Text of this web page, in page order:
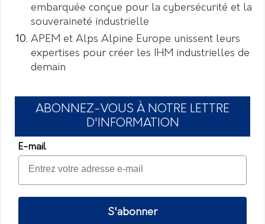
embarquée conçue pour la cybersécurité et la
souveraineté industrielle
APEM et Alps Alpine Europe unissent leurs
expertises pour créer les IHM industrielles de
demain
ABONNEZ-VOUS À NOTRE LETTRE
D'INFORMATION
E-mail
S'abonner